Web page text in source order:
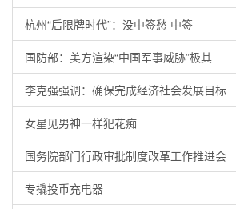
杭州“后限牌时代”：没中签愁 中签
国防部：美方渲染“中国军事威胁”极其
李克强强调：确保完成经济社会发展目标
女星见男神一样犯花痴
国务院部门行政审批制度改革工作推进会
专撬投币充电器